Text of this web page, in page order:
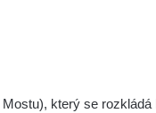
který se rozkládá